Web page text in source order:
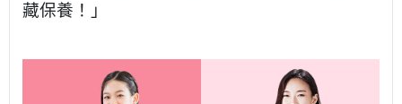
藏保養！」